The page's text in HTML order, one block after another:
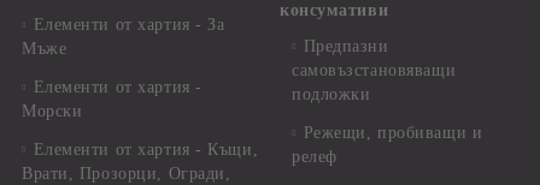
Елементи от хартия - За
Мъже
Елементи от хартия -
Морски
Елементи от хартия - Къщи,
Врати, Прозорци, Огради,
консумативи
Предпазни
самовъзстановяващи
подложки
Режещи, пробиващи и
релеф